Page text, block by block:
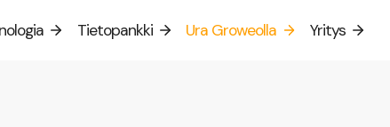
Tietopankki Ura Groweolla Yritys